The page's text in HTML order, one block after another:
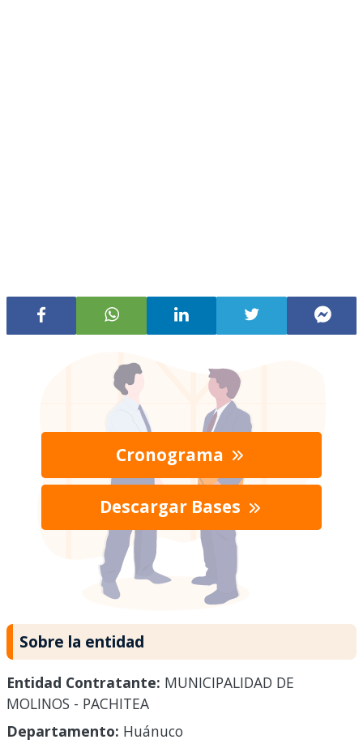
Cronograma
Descargar Bases
Sobre la entidad
Entidad Contratante: MUNICIPALIDAD DE
MOLINOS - PACHITEA
Departamento: Huánuco